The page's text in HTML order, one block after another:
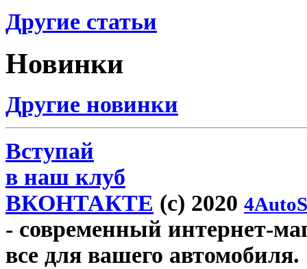
Другие статьи
Новинки
Другие новинки
Вступай
в наш клуб
ВКОНТАКТЕ (c) 2020
- современный интернет-
все для вашего автомобиля.